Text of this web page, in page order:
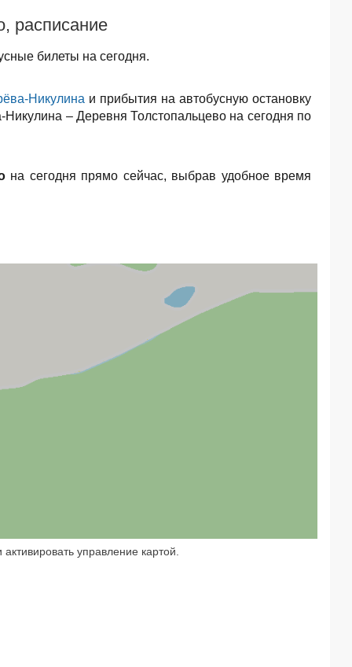
расписание
билеты на сегодня.
Никулина и прибытия на автобусную остановку
– Деревня Толстопальцево на сегодня по
на сегодня прямо сейчас, выбрав удобное время
управление картой.